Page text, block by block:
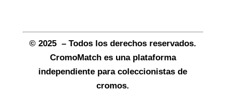
© 2025 – Todos los derechos reservados.
CromoMatch es una plataforma
independiente para coleccionistas de
cromos.